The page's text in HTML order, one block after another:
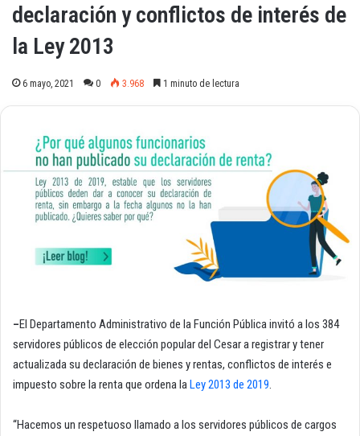
declaración y conflictos de interés de
la Ley 2013
6 mayo, 2021 0 3.968 1 minuto de lectura
–El Departamento Administrativo de la Función Pública invitó a los 384
servidores públicos de elección popular del Cesar a registrar y tener
actualizada su declaración de bienes y rentas, conflictos de interés e
impuesto sobre la renta que ordena laLey 2013 de 2019.
“Hacemos un respetuoso llamado a los servidores públicos de cargos